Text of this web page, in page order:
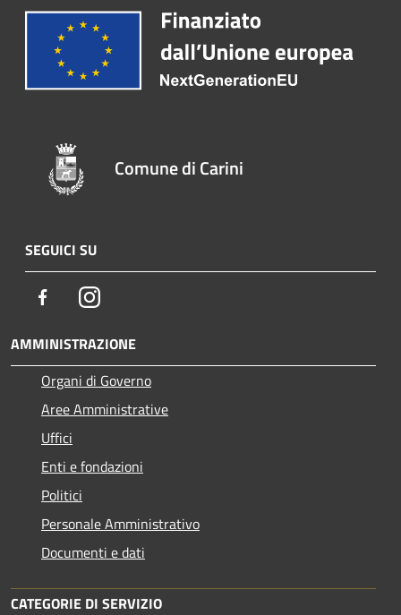
Comune di Carini
SEGUICI SU
FacebookInstagram
AMMINISTRAZIONE
Organi di Governo
Aree Amministrative
Uffici
Enti e fondazioni
Politici
Personale Amministrativo
Documenti e dati
CATEGORIE DI SERVIZIO